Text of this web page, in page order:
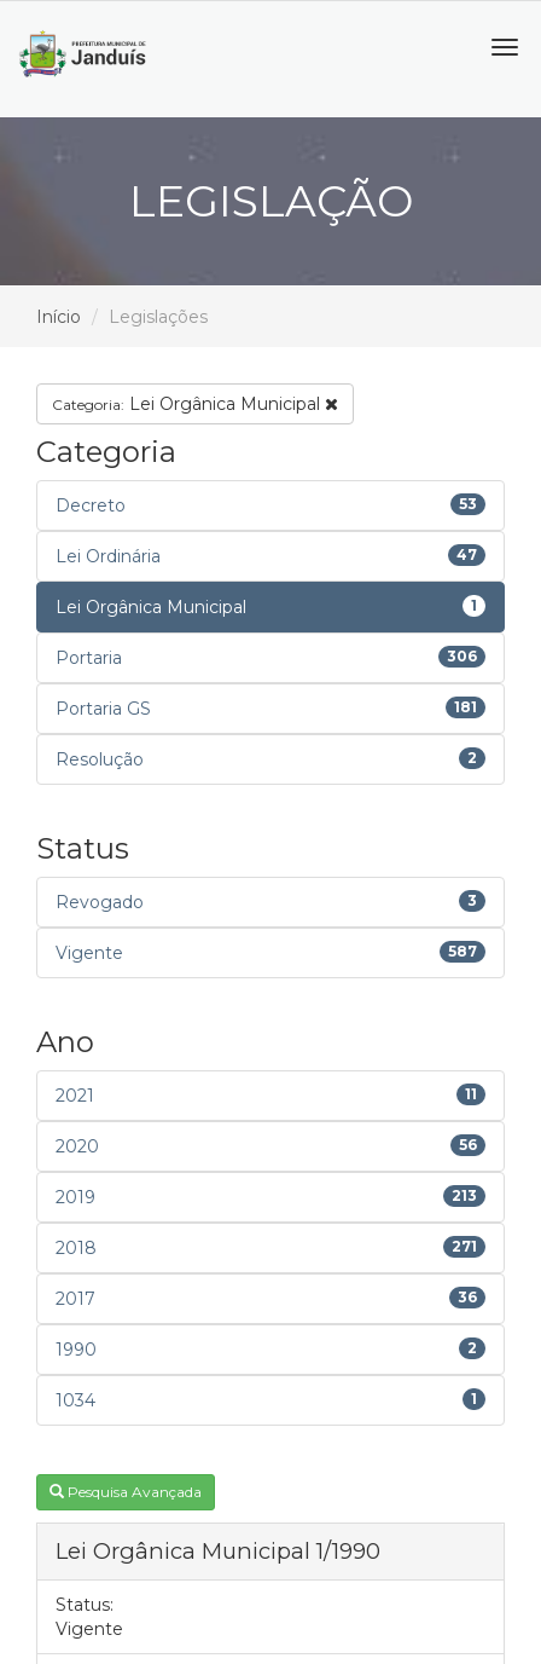
LEGISLAÇÃO
Início Legislações
Categoria: Lei Orgânica Municipal
Categoria
Decreto 53
Lei Ordinária 47
Lei Orgânica Municipal 1
Portaria 306
Portaria GS 181
Resolução 2
Status
Revogado 3
Vigente 587
Ano
2021 11
2020 56
2019 213
2018 271
2017 36
1990 2
1034 1
Pesquisa Avançada
Lei Orgânica Municipal 1/1990
Status:
Vigente